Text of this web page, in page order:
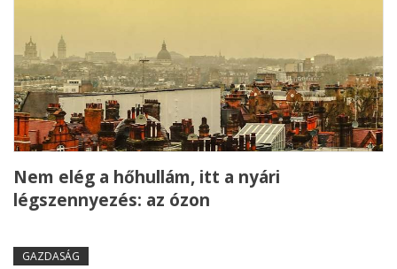
Nem elég a hőhullám, itt a nyári
légszennyezés: az ózon
GAZDASÁG